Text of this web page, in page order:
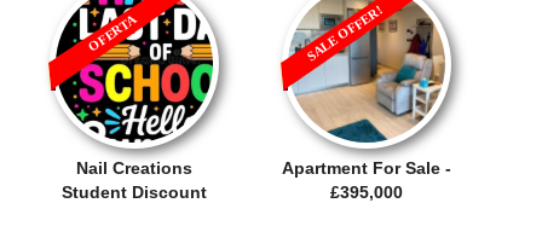
Nail Creations
Student Discount
OFERTA
Apartment For Sale -
£395,000
SALE OFFER!